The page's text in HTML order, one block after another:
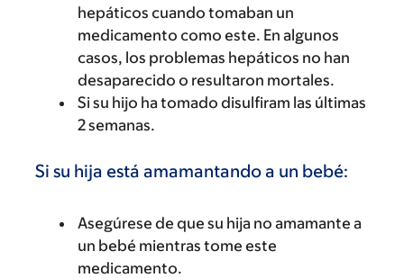
hepáticos cuando tomaban un
medicamento como este. En algunos
casos, los problemas hepáticos no han
desaparecido o resultaron mortales.
Si su hijo ha tomado disulfiram las últimas
2 semanas.
Si su hija está amamantando a un bebé:
Asegúrese de que su hija no amamante a
un bebé mientras tome este
medicamento.